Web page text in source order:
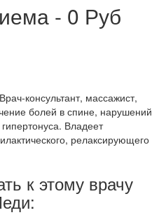
- 0 Руб
консультант, массажист,
болей в спине, нарушений
Владеет
релаксирующего
к этому врачу